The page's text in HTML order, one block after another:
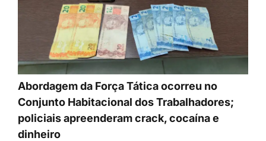
Abordagem da Força Tática ocorreu no
Conjunto Habitacional dos Trabalhadores;
policiais apreenderam crack, cocaína e
dinheiro